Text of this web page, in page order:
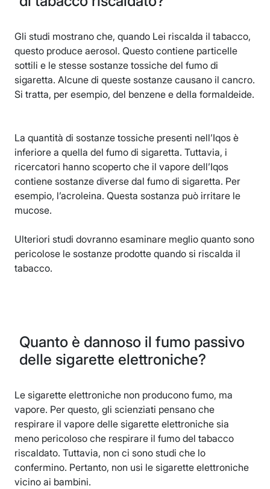
Gli studi mostrano che, quando Lei riscalda il tabacco,
questo produce aerosol. Questo contiene particelle
sottili e le stesse sostanze tossiche del fumo di
sigaretta. Alcune di queste sostanze causano il cancro.
Si tratta, per esempio, del benzene e della formaldeide.
La quantità di sostanze tossiche presenti nell’Iqos è
inferiore a quella del fumo di sigaretta. Tuttavia, i
ricercatori hanno scoperto che il vapore dell’Iqos
contiene sostanze diverse dal fumo di sigaretta. Per
esempio, l’acroleina. Questa sostanza può irritare le
mucose.
Ulteriori studi dovranno esaminare meglio quanto sono
pericolose le sostanze prodotte quando si riscalda il
tabacco.
Quanto è dannoso il fumo passivo
delle sigarette elettroniche?
Le sigarette elettroniche non producono fumo, ma
vapore. Per questo, gli scienziati pensano che
respirare il vapore delle sigarette elettroniche sia
meno pericoloso che respirare il fumo del tabacco
riscaldato. Tuttavia, non ci sono studi che lo
confermino. Pertanto, non usi le sigarette elettroniche
vicino ai bambini.